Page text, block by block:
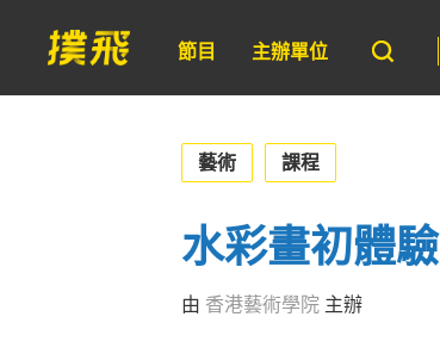
節目 主辦單位
藝術 課程
水彩畫初體驗
由 香港藝術學院 主辦